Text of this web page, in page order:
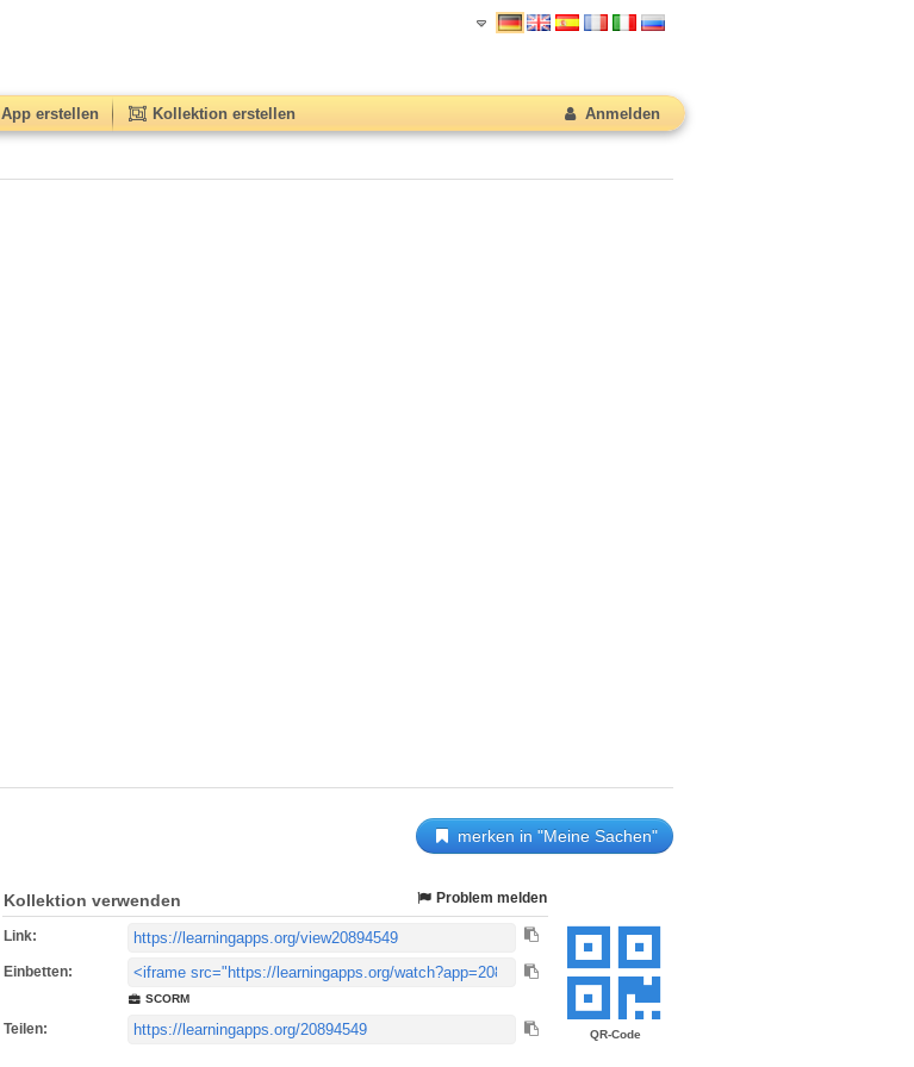
App erstellen Kollektion erstellen Anmelden
merken in "Meine Sachen"
QR-Code
Kollektion verwenden Problem melden
Link:
Einbetten:
SCORM
Teilen: